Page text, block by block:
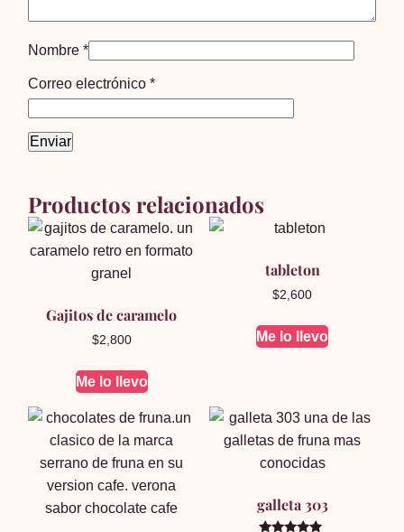
Nombre*
Correo electrónico*
Productos relacionados
Gajitos de caramelo
$2,800
Me lo llevo
tableton
$2,600
Me lo llevo
galleta 303